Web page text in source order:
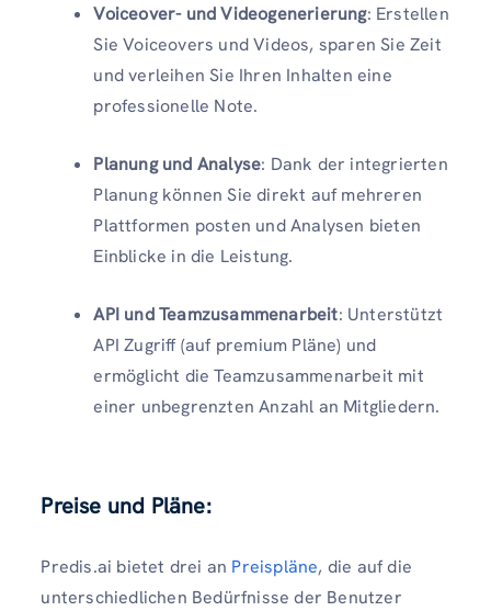
Voiceover- und Videogenerierung: Erstellen
Sie Voiceovers und Videos, sparen Sie Zeit
und verleihen Sie Ihren Inhalten eine
professionelle Note.
Planung und Analyse: Dank der integrierten
Planung können Sie direkt auf mehreren
Plattformen posten und Analysen bieten
Einblicke in die Leistung.
API und Teamzusammenarbeit: Unterstützt
API Zugriff (auf premium Pläne) und
ermöglicht die Teamzusammenarbeit mit
einer unbegrenzten Anzahl an Mitgliedern.
Preise und Pläne:
Predis.ai bietet drei an Preispläne, die auf die
unterschiedlichen Bedürfnisse der Benutzer